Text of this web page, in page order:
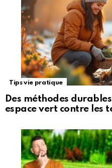
Tips vie pratique
Des méthodes
espace vert contre les